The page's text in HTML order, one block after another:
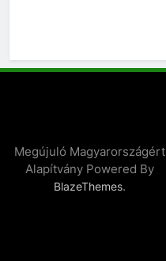
Megújuló Magyarországért
Alapítvány Powered By
BlazeThemes.